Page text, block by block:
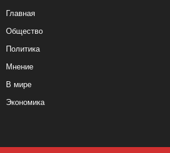
Главная
Общество
Политика
Мнение
В мире
Экономика